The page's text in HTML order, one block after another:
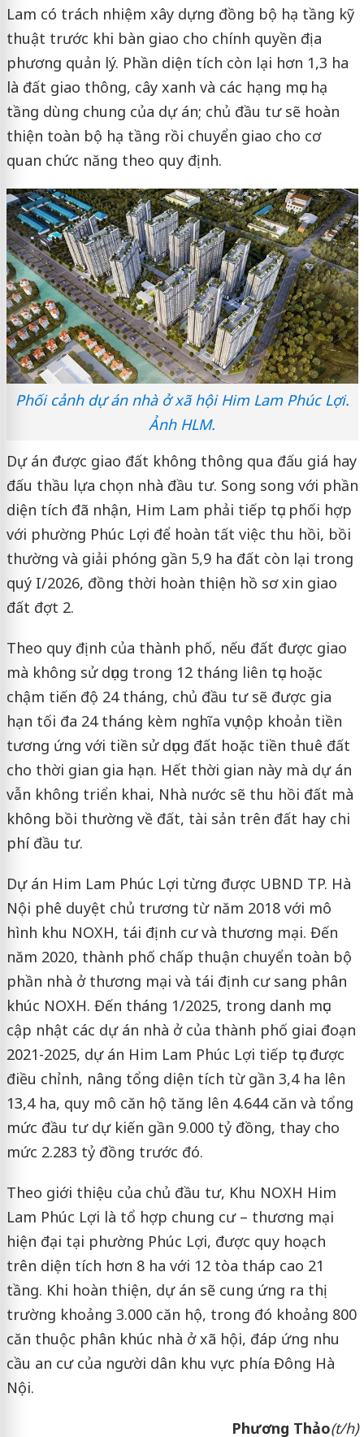
Lam có trách nhiệm xây dựng đồng bộ hạ tầng kỹ
thuật trước khi bàn giao cho chính quyền địa
phương quản lý. Phần diện tích còn lại hơn 1,3 ha
là đất giao thông, cây xanh và các hạng mục hạ
tầng dùng chung của dự án; chủ đầu tư sẽ hoàn
thiện toàn bộ hạ tầng rồi chuyển giao cho cơ
quan chức năng theo quy định.
Phối cảnh dự án nhà ở xã hội Him Lam Phúc Lợi.
Ảnh HLM.
Dự án được giao đất không thông qua đấu giá hay
đấu thầu lựa chọn nhà đầu tư. Song song với phần
diện tích đã nhận, Him Lam phải tiếp tục phối hợp
với phường Phúc Lợi để hoàn tất việc thu hồi, bồi
thường và giải phóng gần 5,9 ha đất còn lại trong
quý I/2026, đồng thời hoàn thiện hồ sơ xin giao
đất đợt 2.
Theo quy định của thành phố, nếu đất được giao
mà không sử dụng trong 12 tháng liên tục hoặc
chậm tiến độ 24 tháng, chủ đầu tư sẽ được gia
hạn tối đa 24 tháng kèm nghĩa vụ nộp khoản tiền
tương ứng với tiền sử dụng đất hoặc tiền thuê đất
cho thời gian gia hạn. Hết thời gian này mà dự án
vẫn không triển khai, Nhà nước sẽ thu hồi đất mà
không bồi thường về đất, tài sản trên đất hay chi
phí đầu tư.
Dự án Him Lam Phúc Lợi từng được UBND TP. Hà
Nội phê duyệt chủ trương từ năm 2018 với mô
hình khu NOXH, tái định cư và thương mại. Đến
năm 2020, thành phố chấp thuận chuyển toàn bộ
phần nhà ở thương mại và tái định cư sang phân
khúc NOXH. Đến tháng 1/2025, trong danh mục
cập nhật các dự án nhà ở của thành phố giai đoạn
2021-2025, dự án Him Lam Phúc Lợi tiếp tục được
điều chỉnh, nâng tổng diện tích từ gần 3,4 ha lên
13,4 ha, quy mô căn hộ tăng lên 4.644 căn và tổng
mức đầu tư dự kiến gần 9.000 tỷ đồng, thay cho
mức 2.283 tỷ đồng trước đó.
Theo giới thiệu của chủ đầu tư, Khu NOXH Him
Lam Phúc Lợi là tổ hợp chung cư – thương mại
hiện đại tại phường Phúc Lợi, được quy hoạch
trên diện tích hơn 8 ha với 12 tòa tháp cao 21
tầng. Khi hoàn thiện, dự án sẽ cung ứng ra thị
trường khoảng 3.000 căn hộ, trong đó khoảng 800
căn thuộc phân khúc nhà ở xã hội, đáp ứng nhu
cầu an cư của người dân khu vực phía Đông Hà
Nội.
Phương Thảo(t/h)